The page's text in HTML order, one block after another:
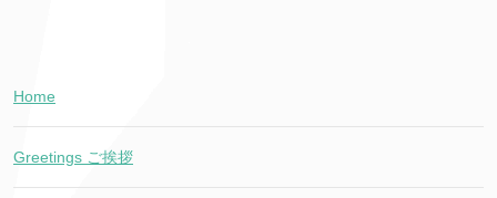
Home
Greetings ご挨拶